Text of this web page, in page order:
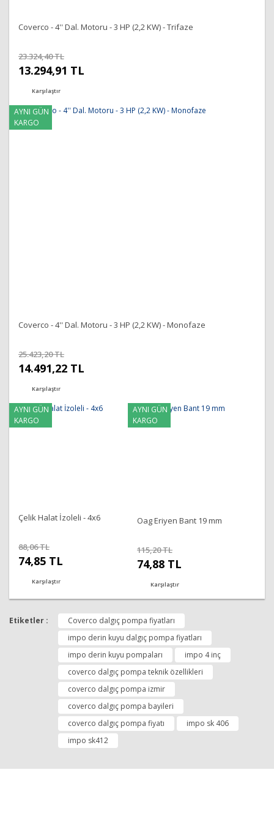
Coverco - 4'' Dal. Motoru - 3 HP (2,2 KW) - Trifaze
23.324,40 TL
13.294,91 TL
Karşılaştır
AYNI GÜN
KARGO
Coverco - 4'' Dal. Motoru - 3 HP (2,2 KW) - Monofaze
25.423,20 TL
14.491,22 TL
Karşılaştır
AYNI GÜN
KARGO
Çelik Halat İzoleli - 4x6
88,06 TL
74,85 TL
Karşılaştır
AYNI GÜN
KARGO
Oag Eriyen Bant 19 mm
115,20 TL
74,88 TL
Karşılaştır
Etiketler :
Coverco dalgıç pompa fiyatları
impo derin kuyu dalgıç pompa fiyatları
impo derin kuyu pompaları
impo 4 inç
coverco dalgıç pompa teknik özellikleri
coverco dalgıç pompa izmir
coverco dalgıç pompa bayileri
coverco dalgıç pompa fiyatı
impo sk 406
impo sk412